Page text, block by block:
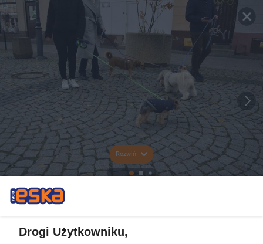
Rozwiń
Drogi Użytkowniku,